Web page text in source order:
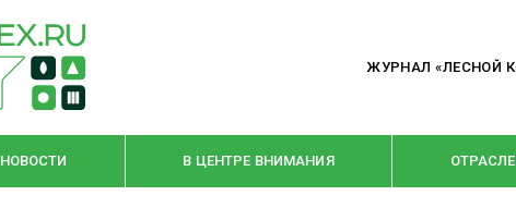
ЖУРНАЛ «ЛЕСНОЙ
НОВОСТИ В ЦЕНТРЕ ВНИМАНИЯ